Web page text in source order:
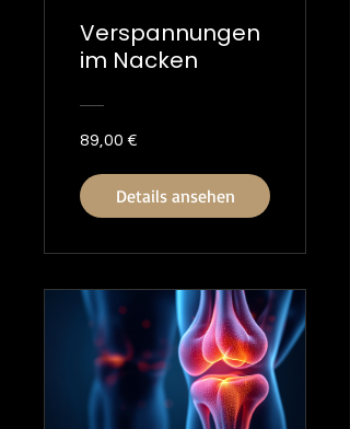
Verspannungen
im Nacken
89,00 €
Details ansehen